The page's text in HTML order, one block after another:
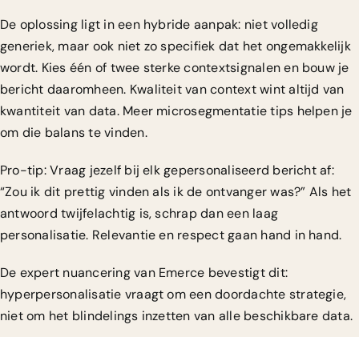
De oplossing ligt in een hybride aanpak: niet volledig
generiek, maar ook niet zo specifiek dat het ongemakkelijk
wordt. Kies één of twee sterke contextsignalen en bouw je
bericht daaromheen. Kwaliteit van context wint altijd van
kwantiteit van data. Meer microsegmentatie tips helpen je
om die balans te vinden.
Pro-tip: Vraag jezelf bij elk gepersonaliseerd bericht af:
“Zou ik dit prettig vinden als ik de ontvanger was?” Als het
antwoord twijfelachtig is, schrap dan een laag
personalisatie. Relevantie en respect gaan hand in hand.
De expert nuancering van Emerce bevestigt dit:
hyperpersonalisatie vraagt om een doordachte strategie,
niet om het blindelings inzetten van alle beschikbare data.